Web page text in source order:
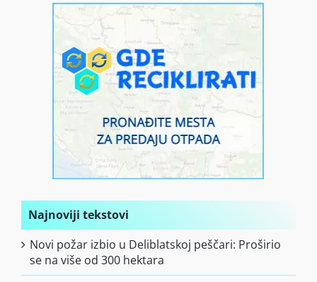
Najnoviji tekstovi
Novi požar izbio u Deliblatskoj peščari: Proširio
se na više od 300 hektara